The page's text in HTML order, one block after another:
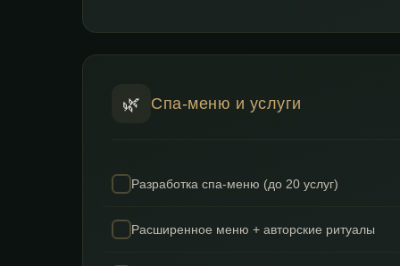
🌿 Спа-меню и услуги
Разработка спа-меню (до 20 услуг)
Расширенное меню + авторские ритуалы